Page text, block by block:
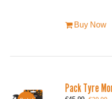
Buy Now
Pack Tyre